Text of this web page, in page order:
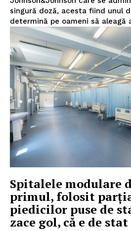
singură doză, acesta fiind unul
determină pe oameni să aleagă
Spitalele modulare
primul, folosit
piedicilor puse de
zace gol, că e de stat